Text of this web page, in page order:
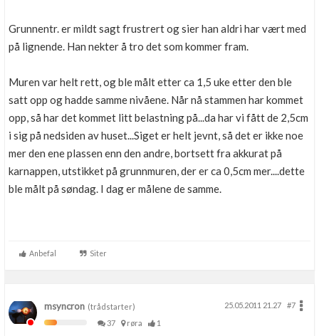
Grunnentr. er mildt sagt frustrert og sier han aldri har vært med
på lignende. Han nekter å tro det som kommer fram.
Muren var helt rett, og ble målt etter ca 1,5 uke etter den ble
satt opp og hadde samme nivåene. Når nå stammen har kommet
opp, så har det kommet litt belastning på...da har vi fått de 2,5cm
i sig på nedsiden av huset...Siget er helt jevnt, så det er ikke noe
mer den ene plassen enn den andre, bortsett fra akkurat på
karnappen, utstikket på grunnmuren, der er ca 0,5cm mer....dette
ble målt på søndag. I dag er målene de samme.
Anbefal Siter
msyncron (trådstarter) 25.05.2011 21.27
#7
37
røra 1